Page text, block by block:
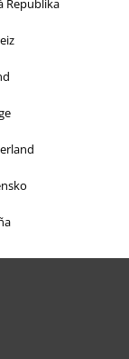
Republika